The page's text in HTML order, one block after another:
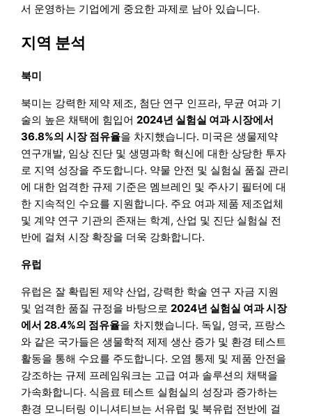
서 운영하는 기업에게 중요한 과제로 남아 있습니다.
지역 분석
북미
북미는 강력한 제약 제조, 첨단 연구 인프라, 무균 여과 기
술의 높은 채택에 힘입어2024년 실험실 여과 시장에서
36.8%의 시장 점유율을 차지했습니다. 미국은 생물제약
연구개발, 임상 진단 및 생명과학 혁신에 대한 상당한 투자
로 지역 성장을 주도합니다. 약물 안전 및 실험실 품질 관리
에 대한 엄격한 규제 기준은 멤브레인 및 주사기 필터에 대
한 지속적인 수요를 지원합니다. 주요 여과 제품 제조업체
및 계약 연구 기관의 존재는 학계, 산업 및 진단 실험실 전
반에 걸쳐 시장 확장을 더욱 강화합니다.
유럽
유럽은 잘 확립된 제약 산업, 강력한 학술 연구 자금 지원
및 엄격한 품질 규정을 바탕으로2024년 실험실 여과 시장
에서 28.4%의 점유율을 차지했습니다. 독일, 영국, 프랑스
와 같은 국가들은 생물학적 제제 생산 증가 및 환경 테스트
활동을 통해 수요를 주도합니다. 오염 통제 및 제품 안전을
강조하는 규제 프레임워크는 고급 여과 솔루션의 채택을
가속화합니다. 식음료 테스트 실험실의 성장과 증가하는
환경 모니터링 이니셔티브는 서유럽 및 북유럽 전반에 걸